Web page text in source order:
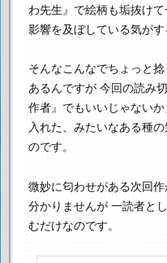
わ先生』で絵柄も垢抜け
影響を及ぼしている気がす
そんなこんなでちょっと
あるんですが 今回の読み
作者』でもいいじゃないか
入れた、みたいなある種
のです。
微妙に匂わせがある次回
分かりませんが一読者と
むだけなのです。